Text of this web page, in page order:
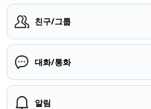
친구/그룹
대화/통화
알림